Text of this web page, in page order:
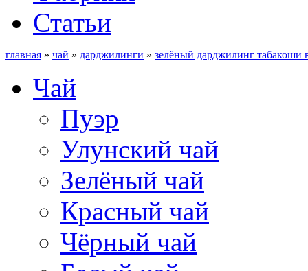
Статьи
главная » чай » дарджилинги » зелёный дарджилинг табакоши
Чай
Пуэр
Улунский чай
Зелёный чай
Красный чай
Чёрный чай